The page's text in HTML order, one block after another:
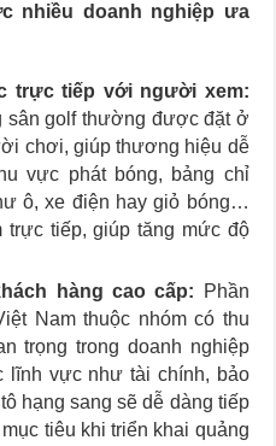
nhiều doanh nghiệp ưa
trực tiếp với người xem:
sân golf thường được đặt ở
chơi, giúp thương hiệu dễ
vực phát bóng, bảng chỉ
ô, xe điện hay giỏ bóng…
trực tiếp, giúp tăng mức độ
hàng cao cấp: Phần
Nam thuộc nhóm có thu
trọng trong doanh nghiệp
lĩnh vực như tài chính, bảo
hạng sang sẽ dễ dàng tiếp
tiêu khi triển khai quảng